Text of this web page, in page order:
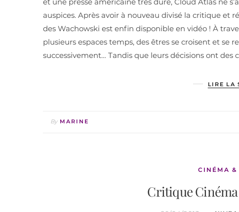
et une presse américaine très dure, Cloud Atlas ne
auspices. Après avoir à nouveau divisé la critique et
des Wachowski est enfin disponible en vidéo ! À
plusieurs espaces temps, des êtres se croisent et se
successivement… Tandis que leurs décisions ont des
LIRE LA
By MARINE
CINÉMA &
Critique